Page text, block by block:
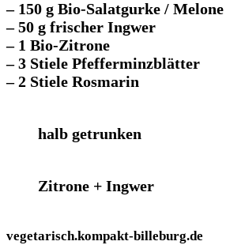
– 150 g Bio-Salatgurke / Melone
– 50 g frischer Ingwer
– 1 Bio-Zitrone
– 3 Stiele Pfefferminzblätter
– 2 Stiele Rosmarin
halb getrunken
Zitrone + Ingwer
vegetarisch.kompakt-billeburg.de